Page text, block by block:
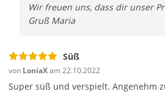
Wir freuen uns, dass dir unser
Gruß Maria
Süß
von LoniaXam 22.10.2022
Super süß und verspielt. Angenehm